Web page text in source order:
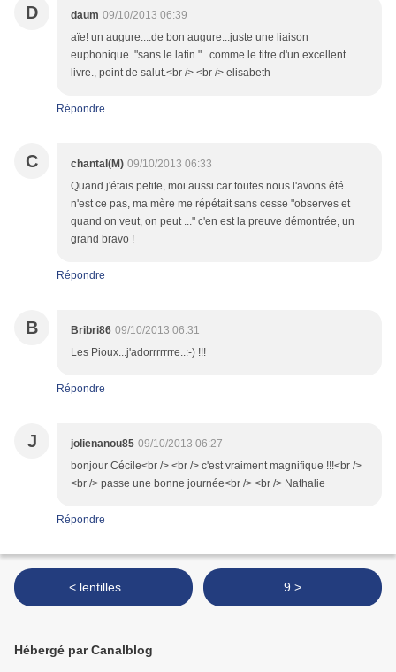
D daum 09/10/2013 06:39
aïe! un augure....de bon augure...juste une liaison
euphonique. "sans le latin.".. comme le titre d'un excellent
livre., point de salut.<br /> <br /> elisabeth
Répondre
C chantal(M) 09/10/2013 06:33
Quand j'étais petite, moi aussi car toutes nous l'avons été
n'est ce pas, ma mère me répétait sans cesse "observes et
quand on veut, on peut ..." c'en est la preuve démontrée, un
grand bravo !
Répondre
B Bribri86 09/10/2013 06:31
Les Pioux...j'adorrrrrrre..:-) !!!
Répondre
J jolienanou85 09/10/2013 06:27
bonjour Cécile<br /> <br /> c'est vraiment magnifique !!!<br />
<br /> passe une bonne journée<br /> <br /> Nathalie
Répondre
< lentilles .... 9 >
Hébergé par Canalblog